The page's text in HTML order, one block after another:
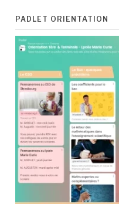
PADLET ORIENTATION